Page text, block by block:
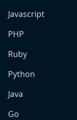
Javascript
PHP
Ruby
Python
Java
Go